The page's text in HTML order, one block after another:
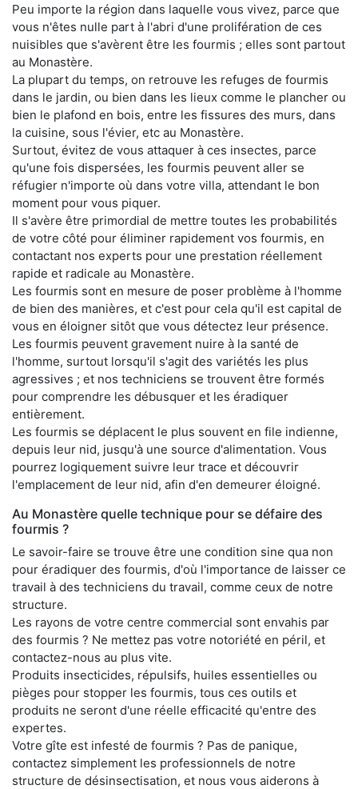
Peu importe la région dans laquelle vous vivez, parce que
vous n'êtes nulle part à l'abri d'une prolifération de ces
nuisibles que s'avèrent être les fourmis ; elles sont partout
au Monastère.
La plupart du temps, on retrouve les refuges de fourmis
dans le jardin, ou bien dans les lieux comme le plancher ou
bien le plafond en bois, entre les fissures des murs, dans
la cuisine, sous l'évier, etc au Monastère.
Surtout, évitez de vous attaquer à ces insectes, parce
qu'une fois dispersées, les fourmis peuvent aller se
réfugier n'importe où dans votre villa, attendant le bon
moment pour vous piquer.
Il s'avère être primordial de mettre toutes les probabilités
de votre côté pour éliminer rapidement vos fourmis, en
contactant nos experts pour une prestation réellement
rapide et radicale au Monastère.
Les fourmis sont en mesure de poser problème à l'homme
de bien des manières, et c'est pour cela qu'il est capital de
vous en éloigner sitôt que vous détectez leur présence.
Les fourmis peuvent gravement nuire à la santé de
l'homme, surtout lorsqu'il s'agit des variétés les plus
agressives ; et nos techniciens se trouvent être formés
pour comprendre les débusquer et les éradiquer
entièrement.
Les fourmis se déplacent le plus souvent en file indienne,
depuis leur nid, jusqu'à une source d'alimentation. Vous
pourrez logiquement suivre leur trace et découvrir
l'emplacement de leur nid, afin d'en demeurer éloigné.
Au Monastère quelle technique pour se défaire des
fourmis ?
Le savoir-faire se trouve être une condition sine qua non
pour éradiquer des fourmis, d'où l'importance de laisser ce
travail à des techniciens du travail, comme ceux de notre
structure.
Les rayons de votre centre commercial sont envahis par
des fourmis ? Ne mettez pas votre notoriété en péril, et
contactez-nous au plus vite.
Produits insecticides, répulsifs, huiles essentielles ou
pièges pour stopper les fourmis, tous ces outils et
produits ne seront d'une réelle efficacité qu'entre des
expertes.
Votre gîte est infesté de fourmis ? Pas de panique,
contactez simplement les professionnels de notre
structure de désinsectisation, et nous vous aiderons à